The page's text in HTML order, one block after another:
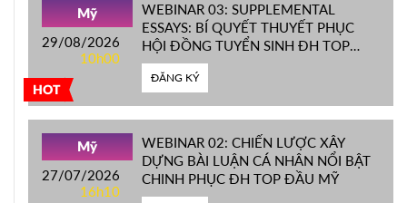
HOT
Mỹ
29/08/2026
10h00
WEBINAR 03: SUPPLEMENTAL
ESSAYS: BÍ QUYẾT THUYẾT PHỤC
HỘI ĐỒNG TUYỂN SINH ĐH TOP
ĐẦU MỸ
ĐĂNG KÝ
Mỹ
27/07/2026
16h10
WEBINAR 02: CHIẾN LƯỢC XÂY
DỰNG BÀI LUẬN CÁ NHÂN NỔI BẬT
CHINH PHỤC ĐH TOP ĐẦU MỸ